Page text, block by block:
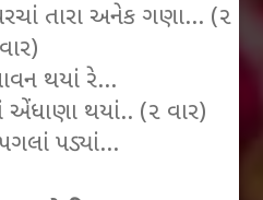
તારા અનેક ગણા… (૨
વાર)
થયાં રે…
એંધાણા થયાં.. (૨ વાર)
પડ્યાં…